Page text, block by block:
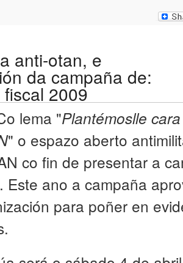
anti-otan, e
da campaña de:
2009
lema "Plantémoslle
" o espazo aberto
co fin de presentar a
Este ano a campaña
para poñer en